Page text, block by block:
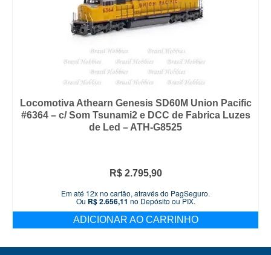
Locomotiva Athearn Genesis SD60M Union Pacific
#6364 – c/ Som Tsunami2 e DCC de Fabrica Luzes
de Led – ATH-G8525
R$2.795,90
Em até 12x no cartão, através do PagSeguro.
Ou R$2.656,11 no Depósito ou PIX.
ADICIONAR AO CARRINHO